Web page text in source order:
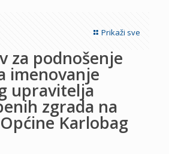
Prikaži sve
za podnošenje
imenovanje
upravitelja
zgrada na
Karlobag